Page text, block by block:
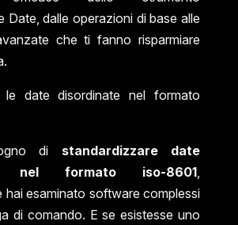
Date, dalle operazioni di base alle
che ti fanno risparmiare
le date disordinate nel formato
di standardizzare date
nel formato iso-8601
hai esaminato software complessi
di comando. E se esistesse uno